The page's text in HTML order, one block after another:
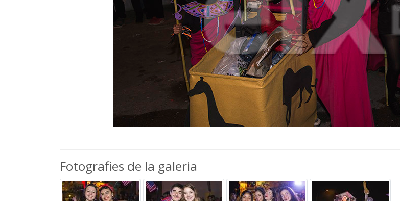
Fotografies de la galeria